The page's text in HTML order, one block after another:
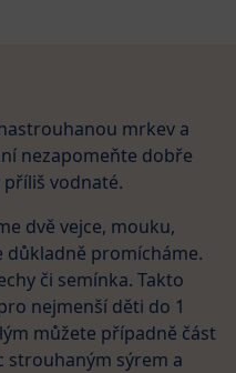
mrkev a
nezapomeňte dobře
vodnaté.
dvě vejce, mouku,
důkladně promícháme.
či semínka. Takto
nejmenší děti do 1
můžete případně část
strouhaným sýrem a